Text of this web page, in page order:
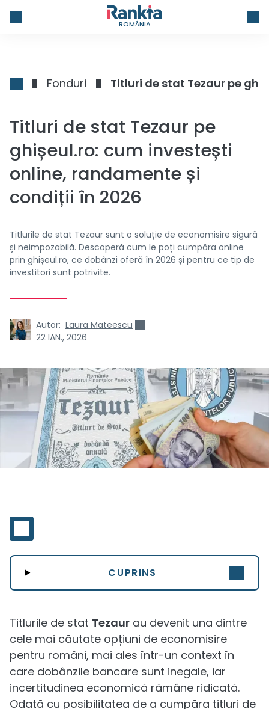
ROMÂNIA
Fonduri
Titluri de stat Tezaur pe
ghișeul.ro: cum investești
online, randamente și
condiții în 2026
Titlurile de stat Tezaur sunt o soluție de economisire sigură
și neimpozabilă. Descoperă cum le poți cumpăra online
prin ghișeul.ro, ce dobânzi oferă în 2026 și pentru ce tip de
investitori sunt potrivite.
Autor: Laura Mateescu
22 IAN., 2026
CUPRINS
Titlurile de stat Tezaur au devenit una dintre
cele mai căutate opțiuni de economisire
pentru români, mai ales într-un context în
care dobânzile bancare sunt inegale, iar
incertitudinea economică rămâne ridicată.
Odată cu posibilitatea de a cumpăra titluri de